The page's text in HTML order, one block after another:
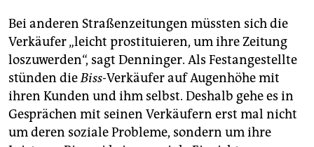
Bei anderen Straßenzeitungen müssten sich die
Verkäufer „leicht prostituieren, um ihre Zeitung
loszuwerden“, sagt Denninger. Als Festangestellte
stünden dieBiss-Verkäufer auf Augenhöhe mit
ihren Kunden und ihm selbst. Deshalb gehe es in
Gesprächen mit seinen Verkäufern erst mal nicht
um deren soziale Probleme, sondern um ihre